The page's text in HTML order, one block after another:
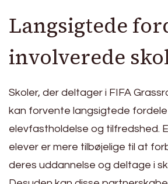
Langsigtede
involverede
Skoler, der deltager i FIFA
kan forvente langsigtede
elevfastholdelse og tilfredshed.
elever er mere tilbøjelige til at
deres uddannelse og deltage i